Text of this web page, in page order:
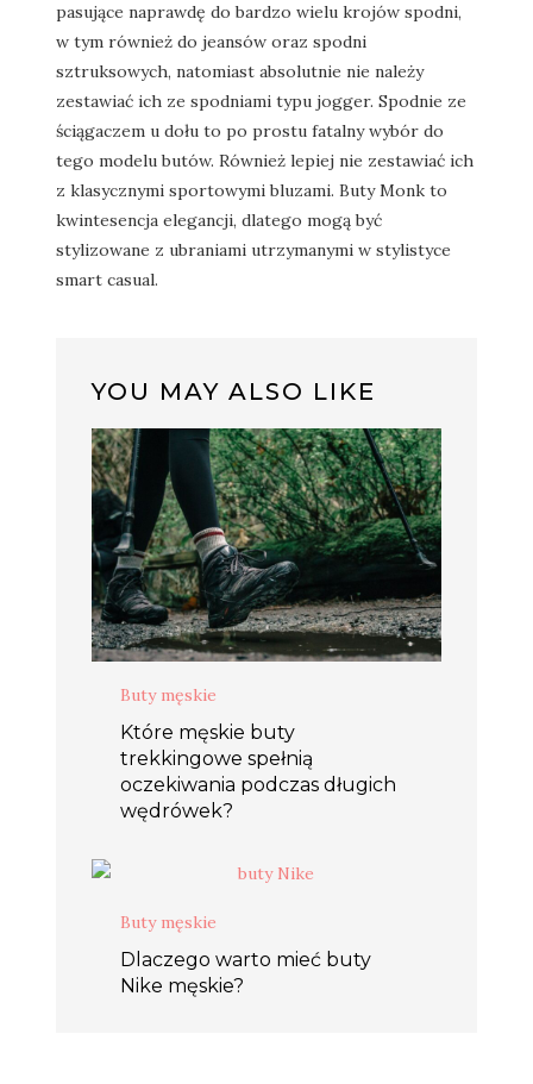
pasujące naprawdę do bardzo wielu krojów spodni,
w tym również do jeansów oraz spodni
sztruksowych, natomiast absolutnie nie należy
zestawiać ich ze spodniami typu jogger. Spodnie ze
ściągaczem u dołu to po prostu fatalny wybór do
tego modelu butów. Również lepiej nie zestawiać ich
z klasycznymi sportowymi bluzami. Buty Monk to
kwintesencja elegancji, dlatego mogą być
stylizowane z ubraniami utrzymanymi w stylistyce
smart casual.
YOU MAY ALSO LIKE
Buty męskie
Które męskie buty
trekkingowe spełnią
oczekiwania podczas długich
wędrówek?
Buty męskie
Dlaczego warto mieć buty
Nike męskie?